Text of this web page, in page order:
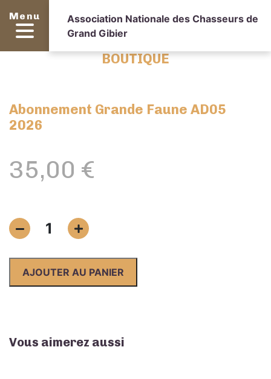
Menu
Association Nationale des Chasseurs de
Grand Gibier
BOUTIQUE
Abonnement Grande Faune AD05
2026
35,00 €
quantité
de
Grande
Faune
1
AJOUTER AU PANIER
Vous aimerez aussi